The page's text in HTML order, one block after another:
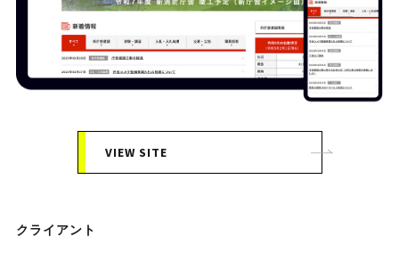
VIEW SITE
クライアント